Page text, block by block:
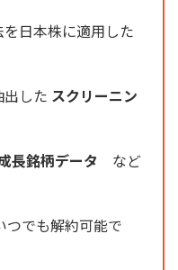
日本株に適用した
した スクリーニン
長銘柄データ など
つでも解約可能で